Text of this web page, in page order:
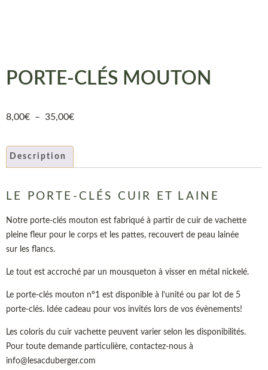
PORTE-CLÉS MOUTON
8,00€ – 35,00€
Description
LE PORTE-CLÉS CUIR ET LAINE
Notre porte-clés mouton est fabriqué à partir de cuir de vachette
pleine fleur pour le corps et les pattes, recouvert de peau lainée
sur les flancs.
Le tout est accroché par un mousqueton à visser en métal nickelé.
Le porte-clés mouton n°1 est disponible à l’unité ou par lot de 5
porte-clés. Idée cadeau pour vos invités lors de vos évènements!
Les coloris du cuir vachette peuvent varier selon les disponibilités.
Pour toute demande particulière, contactez-nous à
info@lesacduberger.com